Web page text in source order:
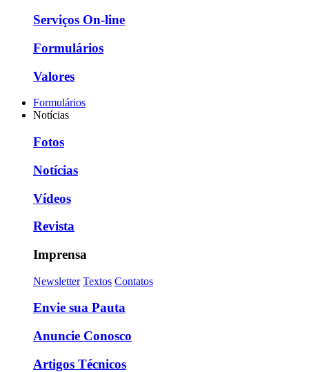
Serviços On-line
Formulários
Valores
Formulários
Notícias
Fotos
Notícias
Vídeos
Revista
Imprensa
Newsletter Textos Contatos
Envie sua Pauta
Anuncie Conosco
Artigos Técnicos